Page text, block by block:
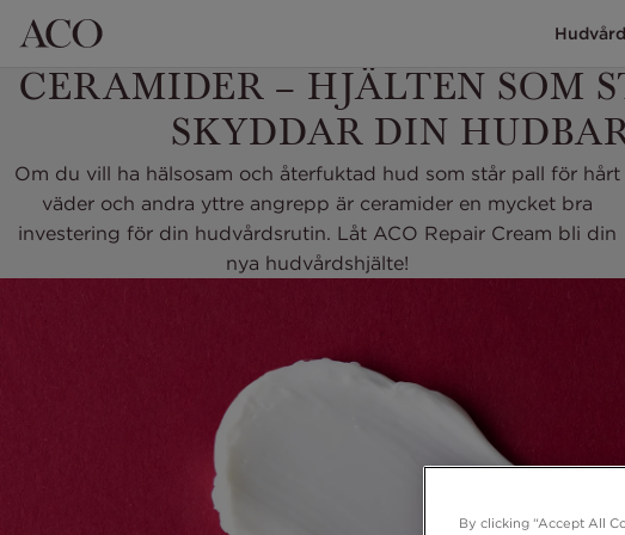
Hudvård
CERAMIDER – HJÄLTEN SOM
SKYDDAR DIN
Om du vill ha hälsosam och återfuktad hud som står pall för hårt
väder och andra yttre angrepp är ceramider en mycket bra
investering för din hudvårdsrutin. Låt ACO Repair Cream bli din
nya hudvårdshjälte!
By clicking “Accept All